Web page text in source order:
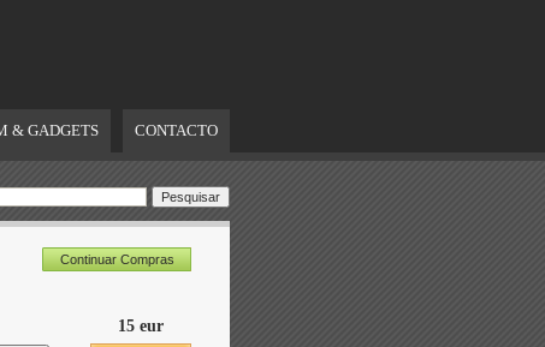
& GADGETS CONTACTO
Continuar Compras
15 eur